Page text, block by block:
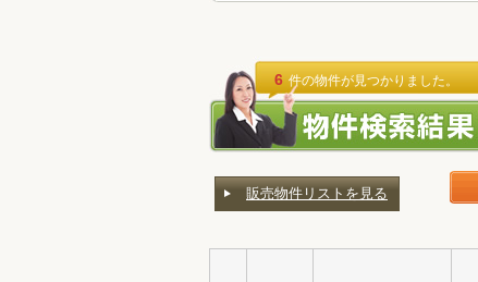
6 件の物件が見つかりました。
販売物件リストを見る